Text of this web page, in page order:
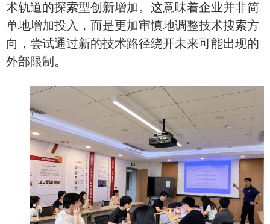
术轨道的探索型创新增加。这意味着企业并非简
单地增加投入， 而是更加审慎地调整技术搜索方
向，尝试通过新的技术路径绕开未来可能出现的
外部限制。